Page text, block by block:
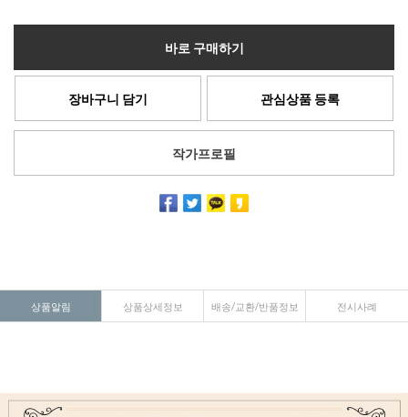
바로 구매하기
장바구니 담기 관심상품 등록
작가프로필
상품알림 상품상세정보 배송/교환/반품정보 전시사례